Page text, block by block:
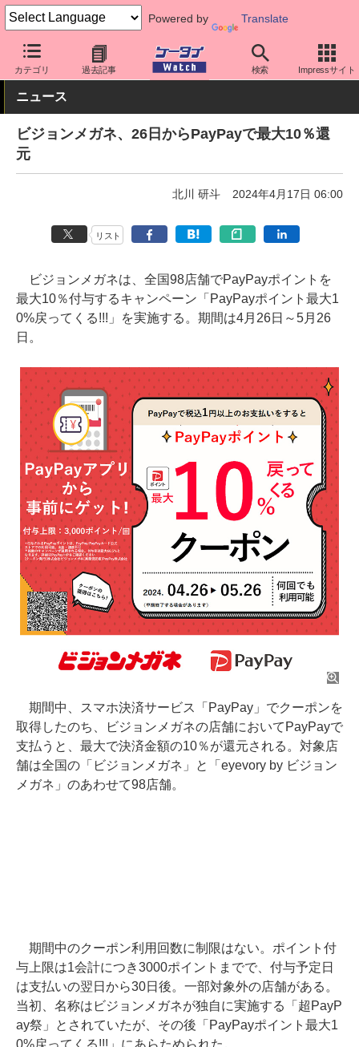
Powered by Translate
カテゴリ 過去記事 検索 Impressサイト
ケータイ Watch アプリ・サービス 決済/金融
ニュース
ビジョンメガネ、26日からPayPayで最大10％還
元
北川 研斗 2024年4月17日 06:00
リスト
ビジョンメガネは、全国98店舗でPayPayポイントを
最大10％付与するキャンペーン「PayPayポイント最大1
0%戻ってくる!!!」を実施する。期間は4月26日～5月26
日。
期間中、スマホ決済サービス「PayPay」でクーポンを
取得したのち、ビジョンメガネの店舗においてPayPayで
支払うと、最大で決済金額の10％が還元される。対象店
舗は全国の「ビジョンメガネ」と「eyevory by ビジョン
メガネ」のあわせて98店舗。
期間中のクーポン利用回数に制限はない。ポイント付
与上限は1会計につき3000ポイントまでで、付与予定日
は支払いの翌日から30日後。一部対象外の店舗がある。
当初、名称はビジョンメガネが独自に実施する「超PayP
ay祭」とされていたが、その後「PayPayポイント最大1
0%戻ってくる!!!」にあらためられた。